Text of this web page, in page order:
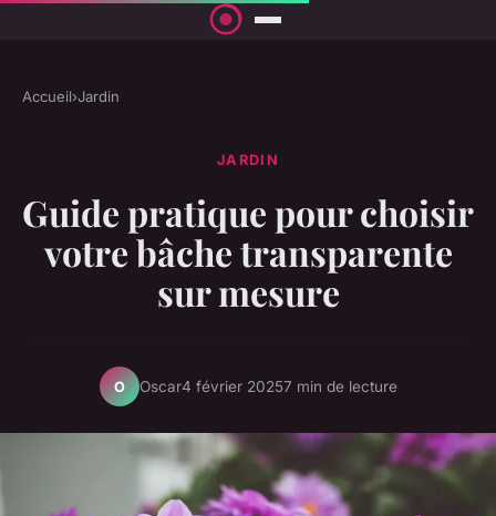
Accueil›Jardin
JARDIN
Guide pratique pour choisir
votre bâche transparente
sur mesure
O Oscar4 février 20257 min de lecture